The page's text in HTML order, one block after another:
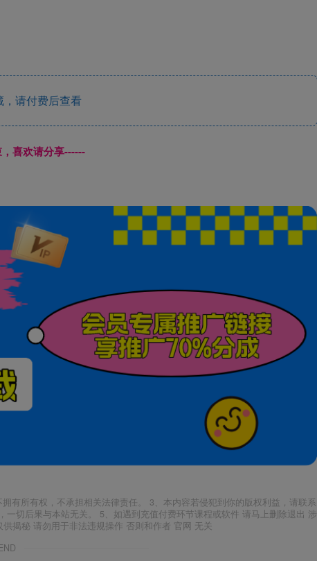
，请付费后查看
喜欢请分享------
有所有权，不承担相关法律责任。 3、本内容若侵犯到你的版权利益，请联系
切后果与本站无关。 5、如遇到充值付费环节课程或软件 请马上删除退出 涉
揭秘 请勿用于非法违规操作 否则和作者 官网 无关